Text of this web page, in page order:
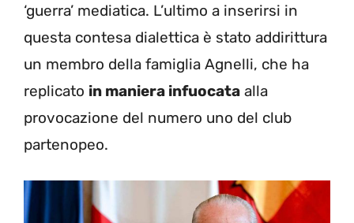
‘guerra’ mediatica. L’ultimo a inserirsi in
questa contesa dialettica è stato addirittura
un membro della famiglia Agnelli, che ha
replicato in maniera infuocata alla
provocazione del numero uno del club
partenopeo.